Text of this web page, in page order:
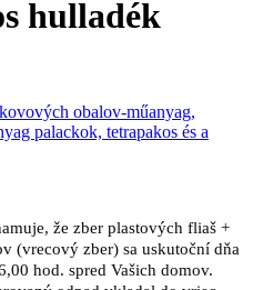
hulladék
že zber plastových fliaš +
(vrecový zber) sa uskutoční dňa
hod. spred Vašich domov.